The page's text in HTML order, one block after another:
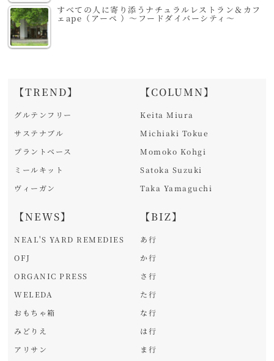
すべての人に寄り添うナチュラルレストラン＆カフ
ェape（アーペ ）～フードダイバーシティ～
【TREND】
グルテンフリー
サステナブル
プラントベース
ミールキット
ヴィーガン
【NEWS】
NEAL'S YARD REMEDIES
OFJ
ORGANIC PRESS
WELEDA
おもちゃ箱
みどりえ
アリサン
【COLUMN】
Keita Miura
Michiaki Tokue
Momoko Kohgi
Satoka Suzuki
Taka Yamaguchi
【BIZ】
あ行
か行
さ行
た行
な行
は行
ま行